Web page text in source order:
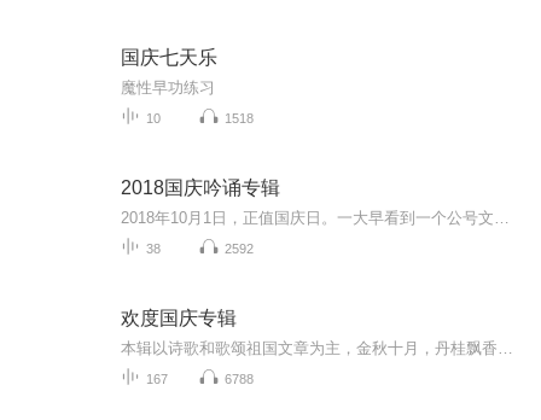
国庆七天乐
魔性早功练习
10 1518
2018国庆吟诵专辑
38 2592
欢度国庆专辑
167 6788